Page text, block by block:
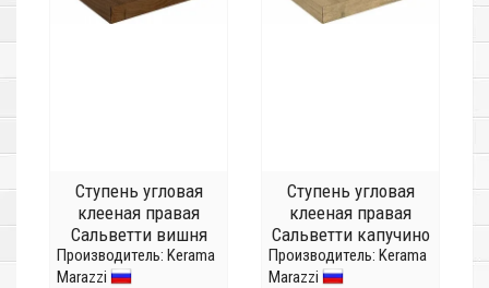
Ступень угловая
клееная правая
Сальветти вишня
SG507420R/GCD
Производитель: Kerama
Marazzi
Ступень угловая
клееная правая
Сальветти капучино
SG506620R/GCD
Производитель: Kerama
Marazzi